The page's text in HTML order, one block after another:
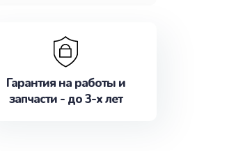
Гарантия на работы и
запчасти - до 3-х лет